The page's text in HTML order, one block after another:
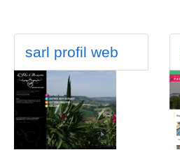
sarl profil web